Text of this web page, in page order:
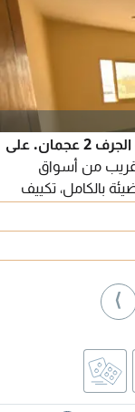
غرفة وصالة طابق أرضي للإيجار السنوي - الجرف 2 عجمان. على
من أسواق
بالكامل، تكييف
الوصول لدبي
⟩